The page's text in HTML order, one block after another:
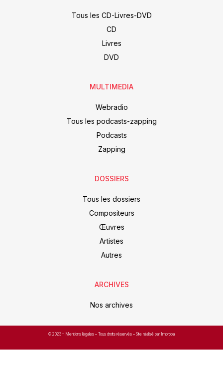
Tous les CD-Livres-DVD
CD
Livres
DVD
MULTIMEDIA
Webradio
Tous les podcasts-zapping
Podcasts
Zapping
DOSSIERS
Tous les dossiers
Compositeurs
Œuvres
Artistes
Autres
ARCHIVES
Nos archives
© 2023 – Mentions légales – Tous droits réservés – Site réalisé par Improba